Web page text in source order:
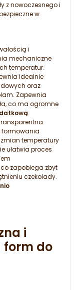
z nowoczesnego i
w
i
mechaniczne
temperatur.
idealnie
oraz
Zapewnia
co ma ogromne
formowania
zmian temperatury
ułatwia proces
co zapobiega zbyt
czekolady.
i
form do